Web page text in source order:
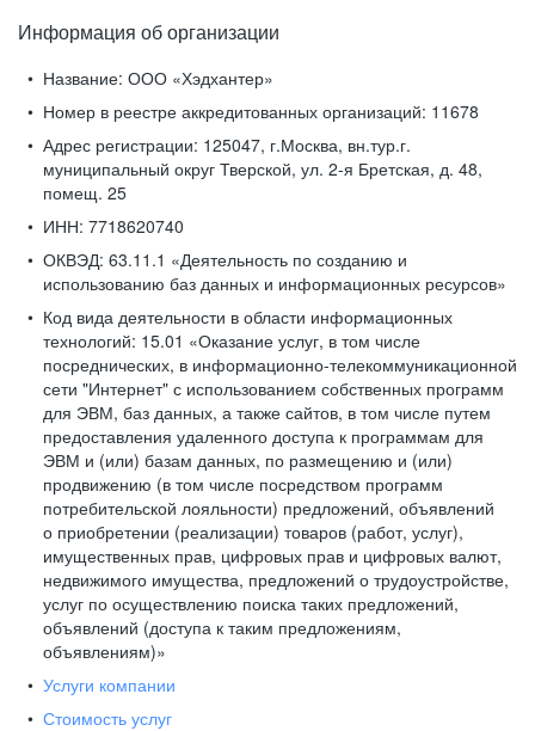
Информация об организации
Название: ООО «Хэдхантер»
Номер в реестре аккредитованных организаций: 11678
Адрес регистрации: 125047, г.Москва, вн.тур.г.
муниципальный округ Тверской, ул. 2-я Бретская, д. 48,
помещ. 25
ИНН: 7718620740
ОКВЭД: 63.11.1 «Деятельность по созданию и
использованию баз данных и информационных ресурсов»
Код вида деятельности в области информационных
технологий: 15.01 «Оказание услуг, в том числе
посреднических, в информационно-телекоммуникационной
сети "Интернет" с использованием собственных программ
для ЭВМ, баз данных, а также сайтов, в том числе путем
предоставления удаленного доступа к программам для
ЭВМ и (или) базам данных, по размещению и (или)
продвижению (в том числе посредством программ
потребительской лояльности) предложений, объявлений
о приобретении (реализации) товаров (работ, услуг),
имущественных прав, цифровых прав и цифровых валют,
недвижимого имущества, предложений о трудоустройстве,
услуг по осуществлению поиска таких предложений,
объявлений (доступа к таким предложениям,
объявлениям)»
Услуги компании
Стоимость услуг